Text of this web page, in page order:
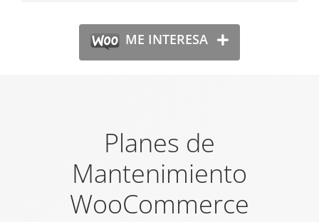
ME INTERESA
Planes de
Mantenimiento
WooCommerce